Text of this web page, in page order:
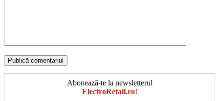
Abonează-te la newsletterul
ElectroRetail.ro!